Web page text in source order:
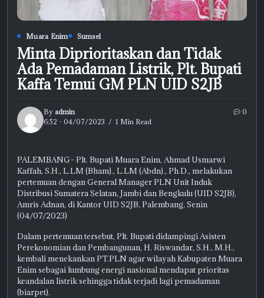
Muara Enim Sumsel
Minta Diprioritaskan dan Tidak
Ada Pemadaman Listrik, Plt. Bupati
Kaffa Temui GM PLN UID S2JB
By admin
6:52 - 04/07/2023
1 Min Read
0
PALEMBANG– Plt. Bupati Muara Enim, Ahmad Usmarwi
Kaffah, S.H., L.LM (Bham)., L.LM (Abdn)., Ph.D., melakukan
pertemuan dengan General Manager PLN Unit Induk
Distribusi Sumatera Selatan, Jambi dan Bengkulu (UID S2JB),
Amris Adnan, di Kantor UID S2JB, Palembang, Senin
(04/07/2023)
Dalam pertemuan tersebut, Plt. Bupati didampingi Asisten
Perekonomian dan Pembangunan, H. Riswandar, S.H., M.H.,
kembali menekankan PT.PLN agar wilayah Kabupaten Muara
Enim sebagai lumbung energi nasional mendapat prioritas
keandalan listrik sehingga tidak terjadi lagi pemadaman
(biarpet).